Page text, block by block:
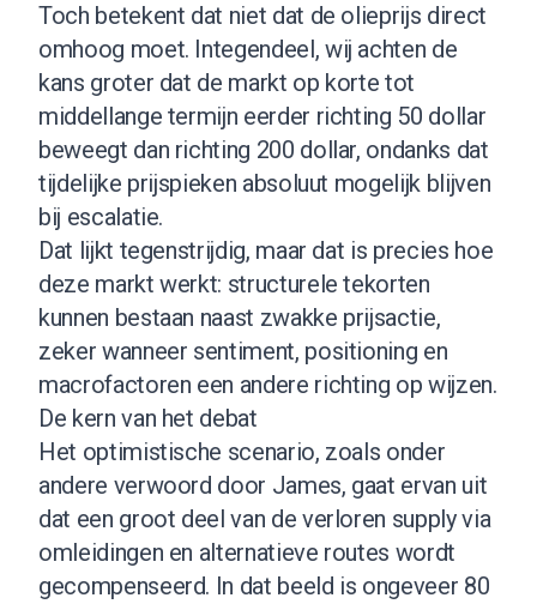
Toch betekent dat niet dat de olieprijs direct
omhoog moet. Integendeel, wij achten de
kans groter dat de markt op korte tot
middellange termijn eerder richting 50 dollar
beweegt dan richting 200 dollar, ondanks dat
tijdelijke prijspieken absoluut mogelijk blijven
bij escalatie.
Dat lijkt tegenstrijdig, maar dat is precies hoe
deze markt werkt: structurele tekorten
kunnen bestaan naast zwakke prijsactie,
zeker wanneer sentiment, positioning en
macrofactoren een andere richting op wijzen.
De kern van het debat
Het optimistische scenario, zoals onder
andere verwoord door James, gaat ervan uit
dat een groot deel van de verloren supply via
omleidingen en alternatieve routes wordt
gecompenseerd. In dat beeld is ongeveer 80